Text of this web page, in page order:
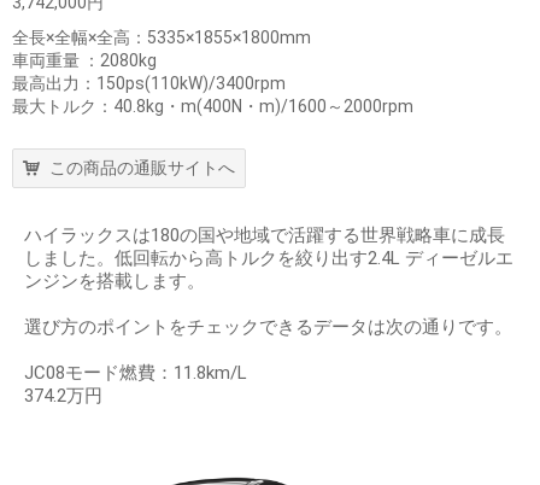
全長×全幅×全高：5335×1855×1800mm
車両重量 ：2080kg
最高出力：150ps(110kW)/3400rpm
最大トルク：40.8kg・m(400N・m)/1600～2000rpm
この商品の通販サイトへ
ハイラックスは180の国や地域で活躍する世界戦略車に成長
しました。低回転から高トルクを絞り出す2.4L ディーゼルエ
ンジンを搭載します。
選び方のポイントをチェックできるデータは次の通りです。
JC08モード燃費：11.8km/L
374.2万円